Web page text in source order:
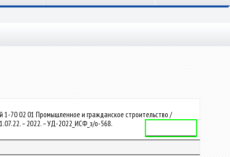
1-70 02 01 Промышленное и гражданское строительство /
– 2022. – УД-2022_ИСФ_з/о-568.